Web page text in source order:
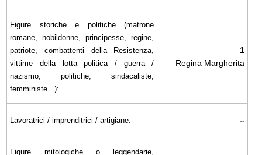
Figure storiche e politiche (matrone
romane, nobildonne, principesse, regine,
patriote, combattenti della Resistenza,
vittime della lotta politica / guerra /
nazismo, politiche, sindacaliste,
femministe...):
1
Regina Margherita
Lavoratrici / imprenditrici / artigiane: --
Figure mitologiche o leggendarie,